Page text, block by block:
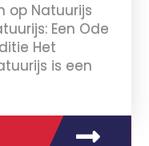
op Natuurijs
Een Ode
Het
is een